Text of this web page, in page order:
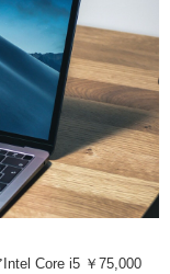
Core i5 ￥75,000